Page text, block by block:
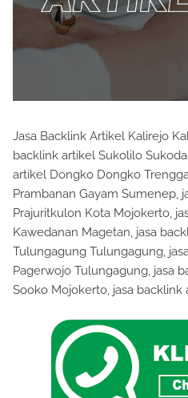
Jasa Backlink Artikel Kalirejo
backlink artikel Sukolilo
artikel Dongko Dongko
Prambanan Gayam Sumenep,
Prajuritkulon Kota Mojokerto,
Kawedanan Magetan, jasa
Tulungagung Tulungagung,
Pagerwojo Tulungagung, jasa
Sooko Mojokerto, jasa backlink